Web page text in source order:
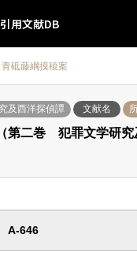
用文献DB
青砥藤綱摸稜案
及西洋探偵譚 文献名
第二巻 犯罪文学研究
A-646